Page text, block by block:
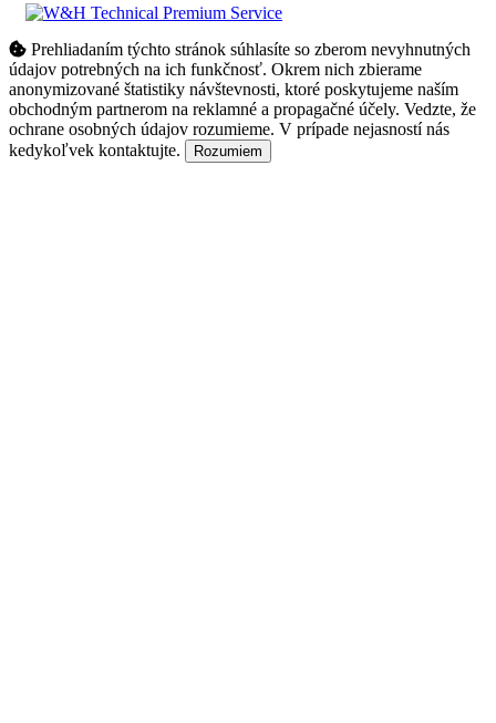
Prehliadaním týchto stránok súhlasíte so zberom nevyhnutných
údajov potrebných na ich funkčnosť. Okrem nich zbierame
anonymizované štatistiky návštevnosti, ktoré poskytujeme naším
obchodným partnerom na reklamné a propagačné účely. Vedzte, že
ochrane osobných údajov rozumieme. V prípade nejasností nás
kedykoľvek kontaktujte.
Rozumiem